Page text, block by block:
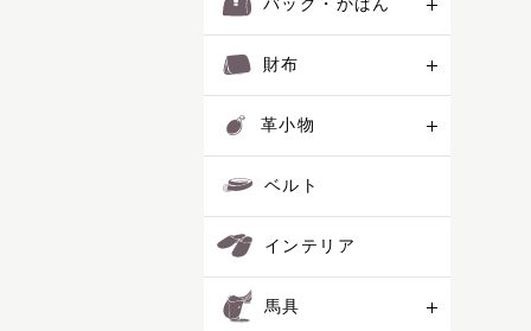
財布
革小物
ベルト
インテリア
馬具